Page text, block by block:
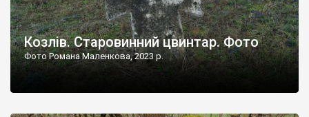
Козлів. Старовинний цвинтар. Фото
Фото Романа Маленкова, 2023 р.